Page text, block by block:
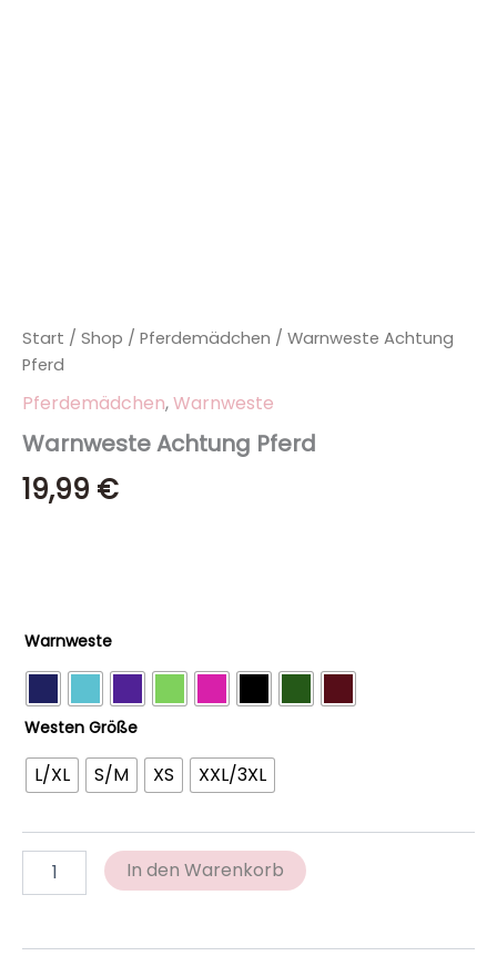
Start / Shop / Pferdemädchen / Warnweste Achtung
Pferd
Pferdemädchen,Warnweste
Warnweste Achtung Pferd
19,99 €
Warnweste
Westen Größe
L/XL S/M XS XXL/3XL
In den Warenkorb